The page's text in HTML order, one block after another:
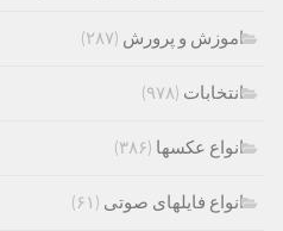
اموزش و پرورش (۲۸۷)
انتخابات (۹۷۸)
انواع عکسها (۳۸۶)
انواع فایلهای صوتی (۶۱)